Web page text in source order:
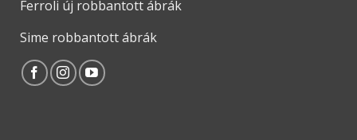
Ferroli új robbantott ábrák
Sime robbantott ábrák